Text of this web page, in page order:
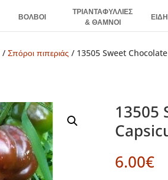
ΒΟΛΒΟΙ
ΤΡΙΑΝΤΑΦΥΛΛΙΕΣ
& ΘΑΜΝΟΙ
/Σπόροι πιπεριάς / 13505 Sweet
13505
6.00€